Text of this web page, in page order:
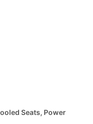
Seats, Power